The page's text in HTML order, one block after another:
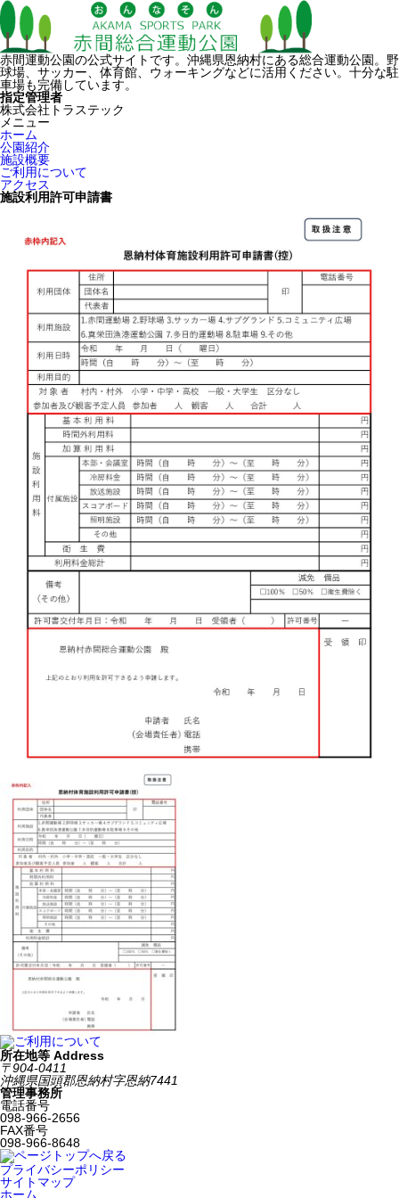
赤間運動公園の公式サイトです。沖縄県恩納村にある総合運動公園。野
球場、サッカー、体育館、ウォーキングなどに活用ください。十分な駐
車場も完備しています。
指定管理者
株式会社トラステック
メニュー
ホーム
公園紹介
施設概要
ご利用について
アクセス
施設利用許可申請書
所在地等 Address
〒904-0411
沖縄県国頭郡恩納村字恩納7441
管理事務所
電話番号
098-966-2656
FAX番号
098-966-8648
プライバシーポリシー
サイトマップ
ホーム